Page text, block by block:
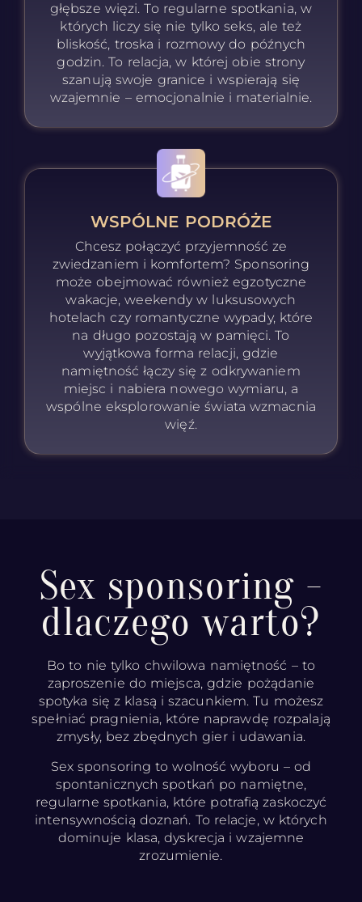
głębsze więzi. To regularne spotkania, w
których liczy się nie tylko seks, ale też
bliskość, troska i rozmowy do późnych
godzin. To relacja, w której obie strony
szanują swoje granice i wspierają się
wzajemnie – emocjonalnie i materialnie.
WSPÓLNE PODRÓŻE
Chcesz połączyć przyjemność ze
zwiedzaniem i komfortem? Sponsoring
może obejmować również egzotyczne
wakacje, weekendy w luksusowych
hotelach czy romantyczne wypady, które
na długo pozostają w pamięci. To
wyjątkowa forma relacji, gdzie
namiętność łączy się z odkrywaniem
miejsc i nabiera nowego wymiaru, a
wspólne eksplorowanie świata wzmacnia
więź.
Sex sponsoring -
dlaczego warto?
Bo to nie tylko chwilowa namiętność – to
zaproszenie do miejsca, gdzie pożądanie
spotyka się z klasą i szacunkiem. Tu możesz
spełniać pragnienia, które naprawdę rozpalają
zmysły, bez zbędnych gier i udawania.
Sex sponsoring to wolność wyboru – od
spontanicznych spotkań po namiętne,
regularne spotkania, które potrafią zaskoczyć
intensywnością doznań. To relacje, w których
dominuje klasa, dyskrecja i wzajemne
zrozumienie.